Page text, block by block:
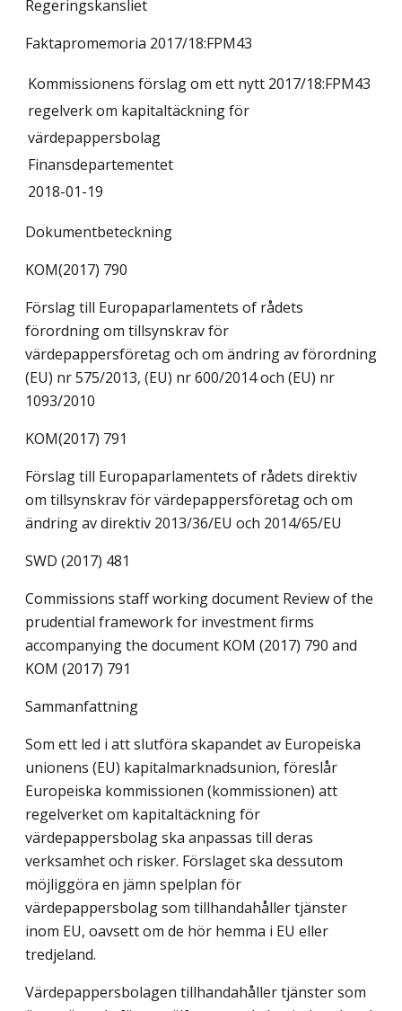
Regeringskansliet
Faktapromemoria 2017/18:FPM43
Kommissionens förslag om ett nytt 2017/18:FPM43
regelverk om kapitaltäckning för
värdepappersbolag
Finansdepartementet
2018-01-19
Dokumentbeteckning
KOM(2017) 790
Förslag till Europaparlamentets of rådets
förordning om tillsynskrav för
värdepappersföretag och om ändring av förordning
(EU) nr 575/2013, (EU) nr 600/2014 och (EU) nr
1093/2010
KOM(2017) 791
Förslag till Europaparlamentets of rådets direktiv
om tillsynskrav för värdepappersföretag och om
ändring av direktiv 2013/36/EU och 2014/65/EU
SWD (2017) 481
Commissions staff working document Review of the
prudential framework for investment firms
accompanying the document KOM (2017) 790 and
KOM (2017) 791
Sammanfattning
Som ett led i att slutföra skapandet av Europeiska
unionens (EU) kapitalmarknadsunion, föreslår
Europeiska kommissionen (kommissionen) att
regelverket om kapitaltäckning för
värdepappersbolag ska anpassas till deras
verksamhet och risker. Förslaget ska dessutom
möjliggöra en jämn spelplan för
värdepappersbolag som tillhandahåller tjänster
inom EU, oavsett om de hör hemma i EU eller
tredjeland.
Värdepappersbolagen tillhandahåller tjänster som